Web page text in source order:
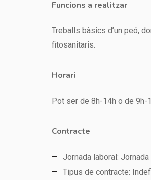
Funcions a realitzar
Treballs bàsics d’un peó,
fitosanitaris.
Horari
Pot ser de 8h-14h o de 9h-
Contracte
Jornada laboral: Jornada
Tipus de contracte: